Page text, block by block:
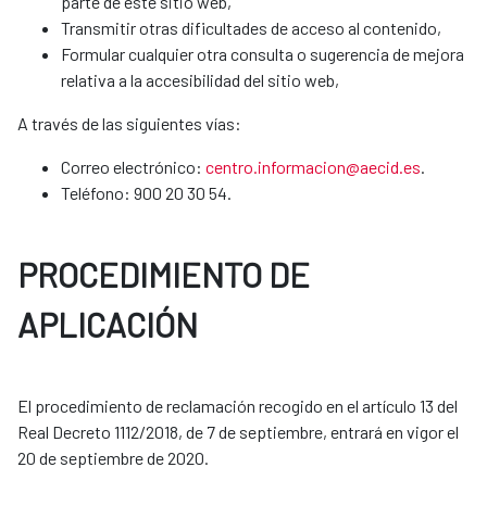
Transmitir otras dificultades de acceso al contenido,
Formular cualquier otra consulta o sugerencia de mejora
relativa a la accesibilidad del sitio web,
A través de las siguientes vías:
Correo electrónico: centro.informacion@aecid.es.
Teléfono: 900 20 30 54.
PROCEDIMIENTO DE
APLICACIÓN
El procedimiento de reclamación recogido en el artículo 13 del
Real Decreto 1112/2018, de 7 de septiembre, entrará en vigor el
20 de septiembre de 2020.